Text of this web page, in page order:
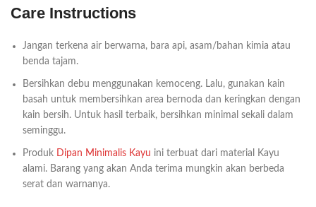
Care Instructions
Jangan terkena air berwarna, bara api, asam/bahan kimia atau
benda tajam.
Bersihkan debu menggunakan kemoceng. Lalu, gunakan kain
basah untuk membersihkan area bernoda dan keringkan dengan
kain bersih. Untuk hasil terbaik, bersihkan minimal sekali dalam
seminggu.
Produk Dipan Minimalis Kayu ini terbuat dari material Kayu
alami. Barang yang akan Anda terima mungkin akan berbeda
serat dan warnanya.